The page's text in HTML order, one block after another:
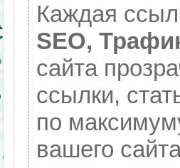
Каждая
SEO,
сайта
ссылки,
по
вашего